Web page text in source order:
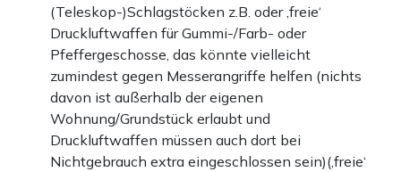
(Teleskop-)Schlagstöcken z.B. oder ‚freie‘
Druckluftwaffen für Gummi-/Farb- oder
Pfeffergeschosse, das könnte vielleicht
zumindest gegen Messerangriffe helfen (nichts
davon ist außerhalb der eigenen
Wohnung/Grundstück erlaubt und
Druckluftwaffen müssen auch dort bei
Nichtgebrauch extra eingeschlossen sein)(‚freie‘